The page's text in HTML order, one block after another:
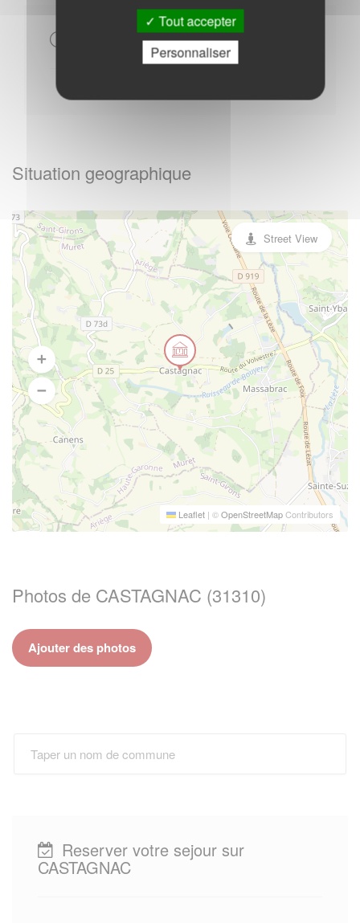
Situation geographique
Leaflet | ©OpenStreetMapContributors
Street View
Photos de CASTAGNAC (31310)
Ajouter des photos
Reserver votre sejour sur
CASTAGNAC
Tout accepter
Personnaliser